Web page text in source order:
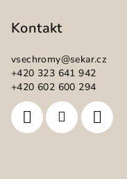
Kontakt
vsechromy@sekar.cz
+420 323 641 942
+420 602 600 294